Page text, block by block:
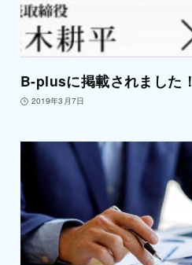
B-plusに掲載されました！
2019年3月7日